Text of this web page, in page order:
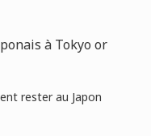
à Tokyo or
rester au Japon